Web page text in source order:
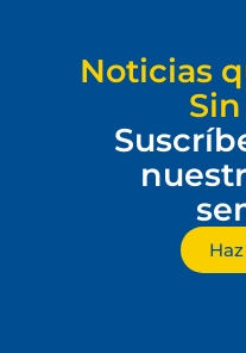
Noticias